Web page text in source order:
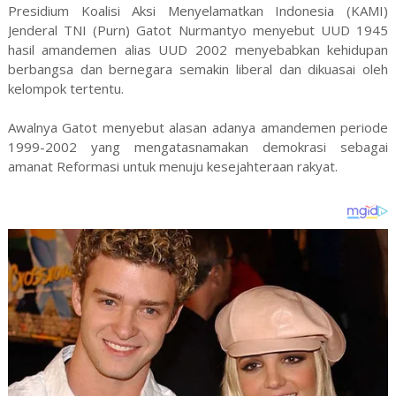
Presidium Koalisi Aksi Menyelamatkan Indonesia (KAMI)
Jenderal TNI (Purn) Gatot Nurmantyo menyebut UUD 1945
hasil amandemen alias UUD 2002 menyebabkan kehidupan
berbangsa dan bernegara semakin liberal dan dikuasai oleh
kelompok tertentu.
Awalnya Gatot menyebut alasan adanya amandemen periode
1999-2002 yang mengatasnamakan demokrasi sebagai
amanat Reformasi untuk menuju kesejahteraan rakyat.